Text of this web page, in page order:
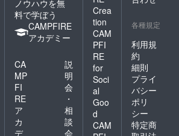
ノウハウを無
料で学ぼう
CAMPFIRE
アカデミー
CA
MP
FI
RE
ア
カ
デ
説
明
会
・
相
談
会
Crea
tion
CAM
PFI
RE
for
Soci
al
Goo
d
CAM
各種規定
利用規
約
細則
プライ
バシー
ポリ
シー
特定商